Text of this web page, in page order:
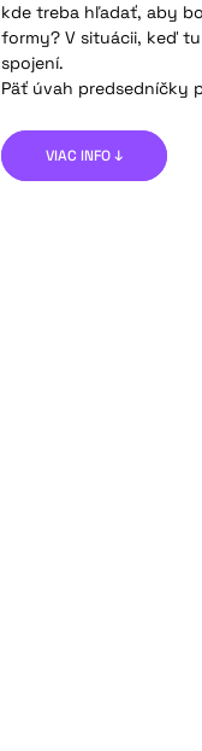
kde treba hľadať, aby
formy? V situácii, keď
spojení.
Päť úvah predsedníčky
VIAC INFO ↓